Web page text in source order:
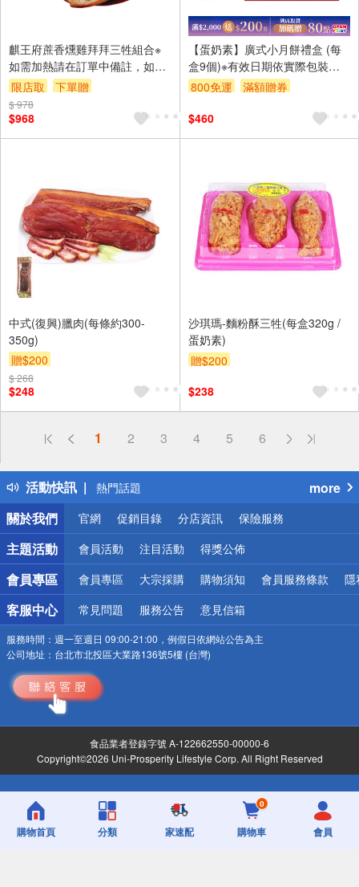
麒王府蔗香燻雞拜拜三牲組合※
如需加熱請在訂單中備註，如無
備註則冷凍取貨
限店取 下單贈
$ 978
$968
【蛋奶素】廣式小月餅禮盒 (每
盒9個)※有效日期依實際包裝為
主
800免運
滿額贈券
$460
中式(復興)臘肉(每條約300-
350g)
贈$200
$ 268
$248
沙琪瑪-麵粉酥三牲(每盒320g /
蛋奶素)
贈$200
$238
1 2 3 4 5 6
活動快訊
偏遠地區配送
得獎公告
熱門話題
銀行優惠
偏遠地區配送
詐騙網頁！請小心！
more
關於我們
官網 促銷目錄 分店資訊 保險服務
主題活動 會員活動 注目活動 得獎公佈
會員專區 會員專區 大宗採購 購物須知 會員服務條款 隱
客服中心 常見問題 服務公告 意見信箱
服務時間： 週一至週日 09:00-21:00，例假日依網站公告為主
公司地址： 台北市北投區大業路136號5樓 (台灣)
食品業者登錄字號 A-122662550-00000-6
Copyright©2026 Uni-Prosperity Lifestyle Corp. All Right Reserved
購物首頁 分類 家速配
0
購物車 會員